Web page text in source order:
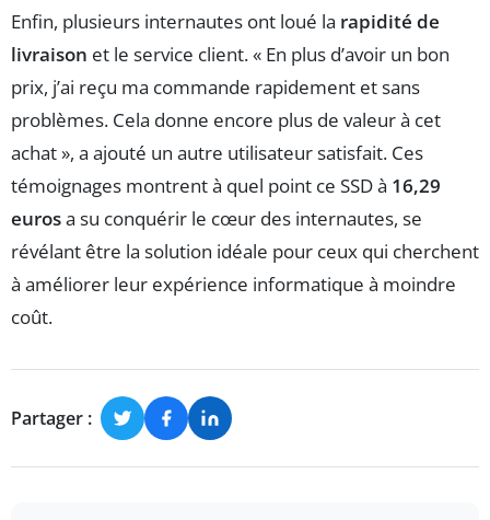
Enfin, plusieurs internautes ont loué la rapidité de
livraison et le service client. « En plus d’avoir un bon
prix, j’ai reçu ma commande rapidement et sans
problèmes. Cela donne encore plus de valeur à cet
achat », a ajouté un autre utilisateur satisfait. Ces
témoignages montrent à quel point ce SSD à 16,29
eurosa su conquérir le cœur des internautes, se
révélant être la solution idéale pour ceux qui cherchent
à améliorer leur expérience informatique à moindre
coût.
Partager :